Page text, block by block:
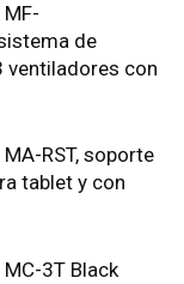
de
ventiladores con
RST, soporte
tablet y con
3T Black